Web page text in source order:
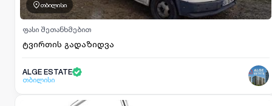
თბილისი
ტვირთის გადაზიდვა
ფასი შეთანხმებით
ALGE ESTATE
თბილისი